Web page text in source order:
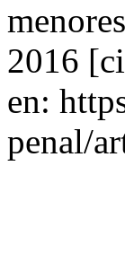
2016
en:
penal/